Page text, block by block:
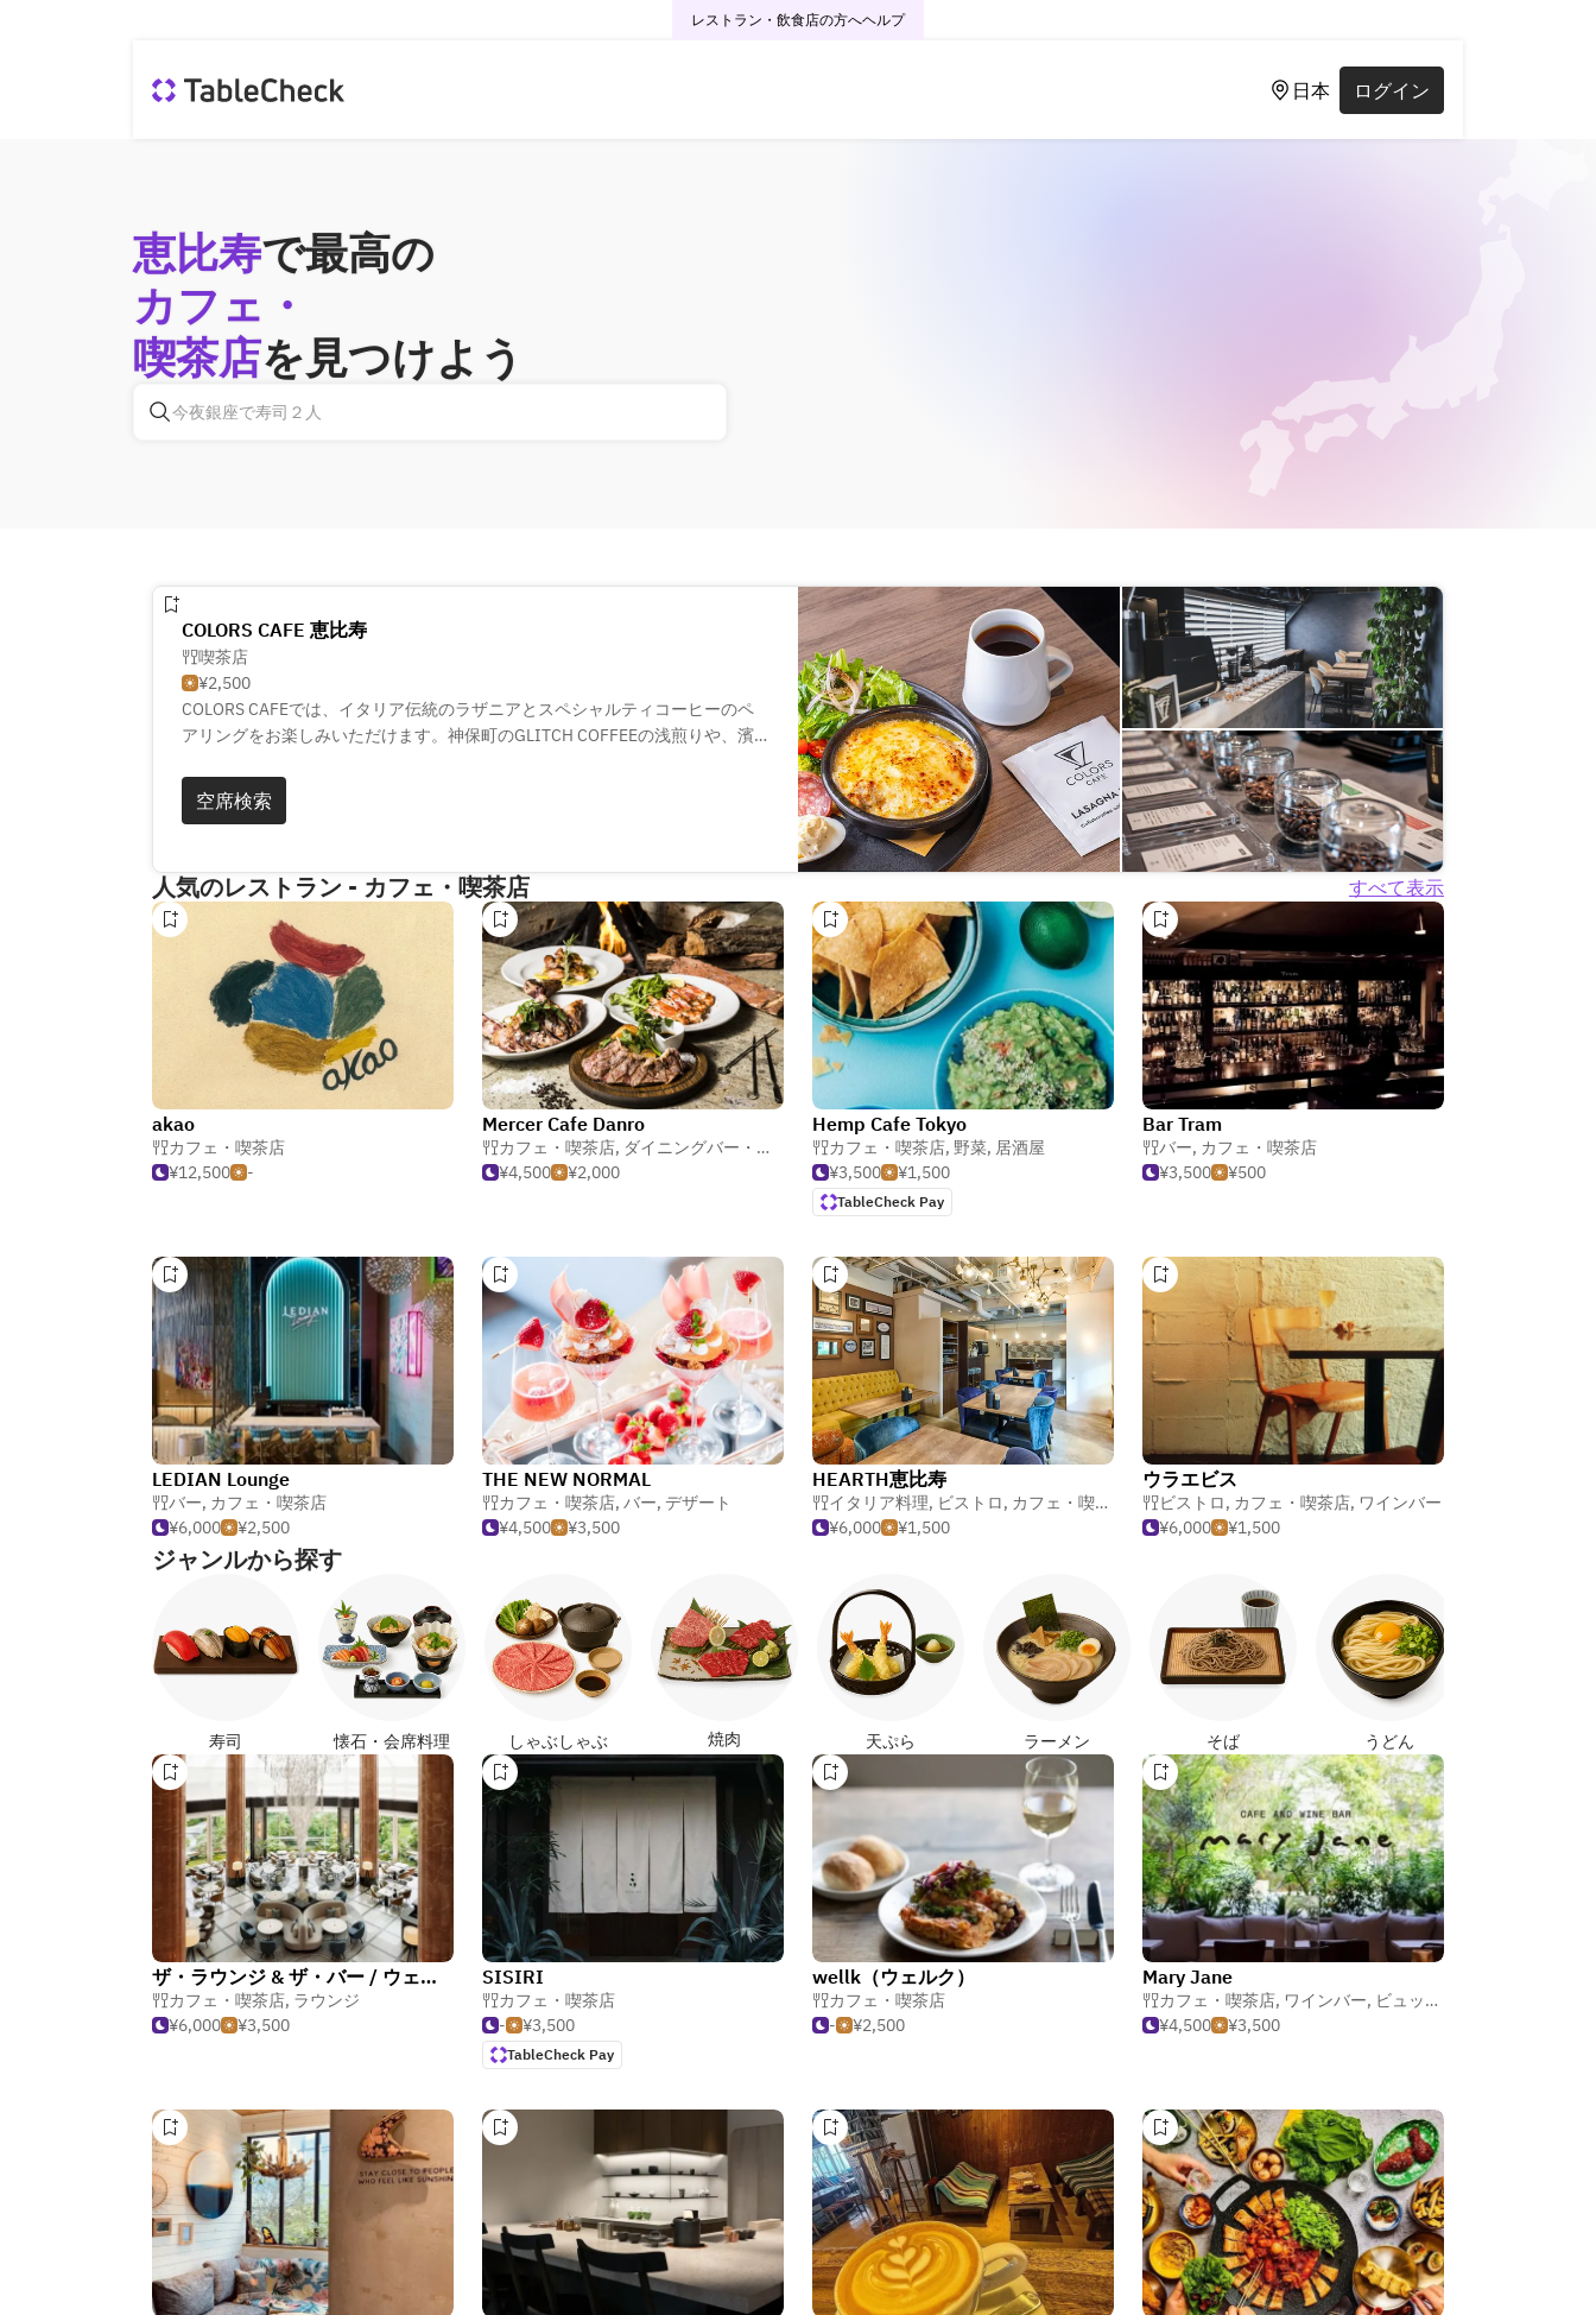
レストラン・飲食店の方へヘルプ
日本 ログイン
恵比寿で最高の
カフェ・
喫茶店を見つけよう
COLORS CAFE 恵比寿
喫茶店
¥2,500
COLORS CAFEでは、イタリア伝統のラザニアとスペシャルティコーヒーのペ
アリングをお楽しみいただけます。神保町のGLITCH COFFEEの浅煎りや、濱
4種のラザニアとの相性は抜群。恵比寿の隠れ家で、極上のひとときをどう
ぞ。
空席検索
人気のレストラン - カフェ・喫茶店 すべて表示
akao
カフェ・喫茶店
¥12,500
-
Mercer Cafe Danro
カフェ・喫茶店, ダイニングバー・ガストロパブ , イタリア料理
¥4,500
¥2,000
Hemp Cafe Tokyo
カフェ・喫茶店, 野菜, 居酒屋
¥3,500
¥1,500
TableCheck Pay
Bar Tram
バー, カフェ・喫茶店
¥3,500
¥500
LEDIAN Lounge
バー, カフェ・喫茶店
¥6,000
¥2,500
THE NEW NORMAL
カフェ・喫茶店, バー, デザート
¥4,500
¥3,500
HEARTH恵比寿
イタリア料理, ビストロ, カフェ・喫茶店
¥6,000
¥1,500
ウラエビス
ビストロ, カフェ・喫茶店, ワインバー
¥6,000
¥1,500
ジャンルから探す
寿司 懐石・会席料理 しゃぶしゃぶ 焼肉 天ぷら ラーメン そば うどん
ザ・ラウンジ & ザ・バー / ウェスティンホテル東京
カフェ・喫茶店, ラウンジ
¥6,000
¥3,500
SISIRI
カフェ・喫茶店
-
¥3,500
TableCheck Pay
wellk（ウェルク）
カフェ・喫茶店
-
¥2,500
Mary Jane
カフェ・喫茶店, ワインバー, ビュッフェ
¥4,500
¥3,500